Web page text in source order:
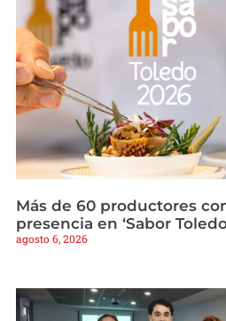
Más de 60 productores
presencia en ‘Sabor
agosto 6, 2026